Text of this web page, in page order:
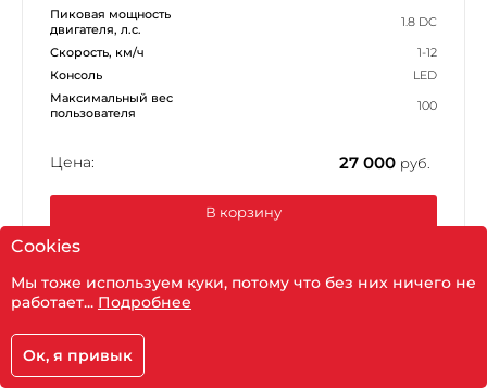
Показать фильтр
Каталог
Пиковая мощность
двигателя, л.с.
1.8 DC
Скорость, км/ч
1-12
Консоль
LED
Максимальный вес
пользователя
100
Цена: 27 000 руб.
В корзину
Cookies
Мы тоже используем куки, потому что без них ничего не
работает... Подробнее
Ок, я привык